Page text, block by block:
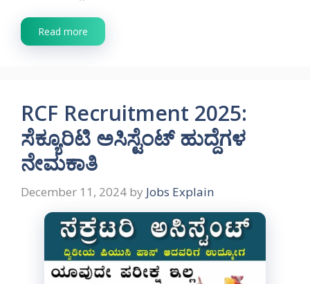
Read more
RCF Recruitment 2025:
ಸೆಕ್ಯೂರಿಟಿ ಅಸಿಸ್ಟೆಂಟ್ ಹುದ್ದೆಗಳ
ನೇಮಕಾತಿ
December 11, 2024 by Jobs Explain